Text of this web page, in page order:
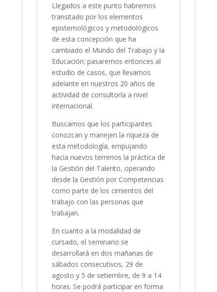
Llegados a este punto habremos
transitado por los elementos
epistemológicos y metodológicos
de esta concepción que ha
cambiado el Mundo del Trabajo y la
Educación; pasaremos entonces al
estudio de casos, que llevamos
adelante en nuestros 20 años de
actividad de consultoría a nivel
internacional.
Buscamos que los participantes
conozcan y manejen la riqueza de
esta metodología, empujando
hacia nuevos terrenos la práctica de
la Gestión del Talento, operando
desde la Gestión por Competencias
como parte de los cimientos del
trabajo con las personas que
trabajan.
En cuanto a la modalidad de
cursado, el seminario se
desarrollará en dos mañanas de
sábados consecutivos, 29 de
agosto y 5 de setiembre, de 9 a 14
horas. Se podrá participar en forma